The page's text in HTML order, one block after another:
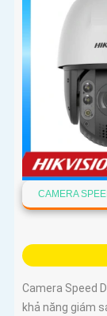
CAMERA
Camera Speed
khả năng giám